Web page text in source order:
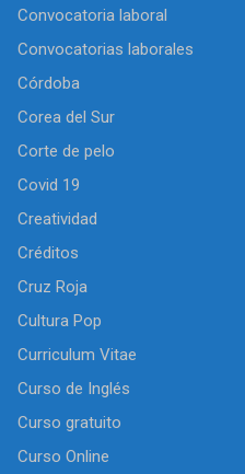
Convocatoria laboral
Convocatorias laborales
Córdoba
Corea del Sur
Corte de pelo
Covid 19
Creatividad
Créditos
Cruz Roja
Cultura Pop
Curriculum Vitae
Curso de Inglés
Curso gratuito
Curso Online